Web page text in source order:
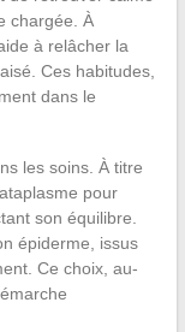
chargée. À
à relâcher la
Ces habitudes,
dans le
les soins. À titre
pour
son équilibre.
épiderme, issus
Ce choix, au-